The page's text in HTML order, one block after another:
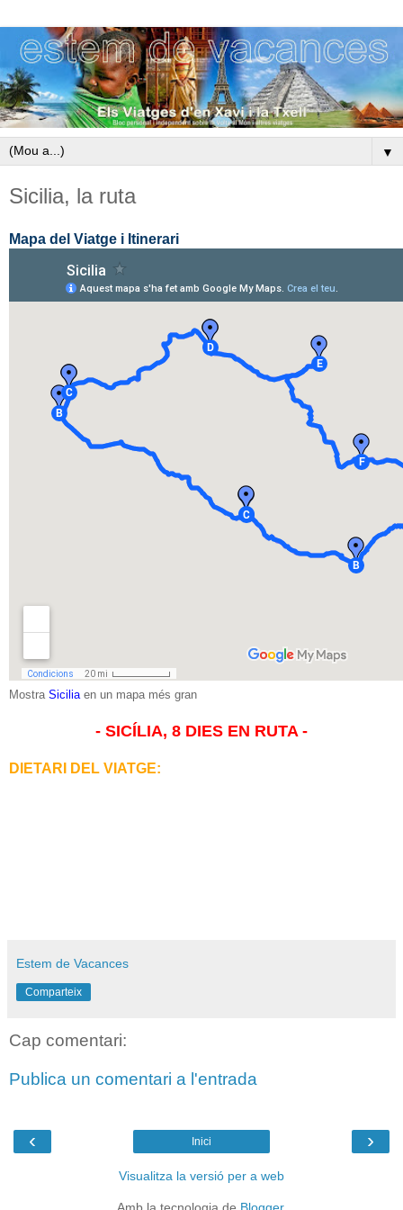
▼
Sicilia, la ruta
Mapa del Viatge i Itinerari
Mostra Sicilia en un mapa més gran
- SICÍLIA, 8 DIES EN RUTA -
DIETARI DEL VIATGE:
Estem de Vacances
Comparteix
Cap comentari:
Publica un comentari a l'entrada
‹ ›
Inici
Visualitza la versió per a web
Amb la tecnologia de Blogger.